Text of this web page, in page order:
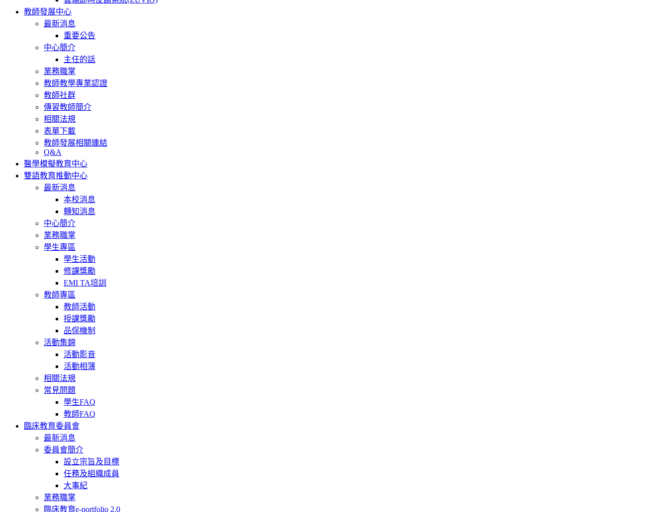
教師發展中心
最新消息
重要公告
中心簡介
主任的話
業務職掌
教師教學專業認證
教師社群
傳習教師簡介
相關法規
表單下載
教師發展相關連結
Q&A
醫學模擬教育中心
雙語教育推動中心
最新消息
本校消息
轉知消息
中心簡介
業務職掌
學生專區
學生活動
修課獎勵
EMI TA培訓
教師專區
教師活動
授課獎勵
品保機制
活動集錦
活動影音
活動相簿
相關法規
常見問題
學生FAQ
教師FAQ
臨床教育委員會
最新消息
委員會簡介
設立宗旨及目標
任務及組織成員
大事紀
業務職掌
臨床教育e-portfolio 2.0